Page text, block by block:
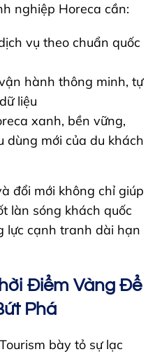
nghiệp Horeca cần:
vụ theo chuẩn quốc
hành thông minh, tự
liệu
xanh, bền vững,
dùng mới của du khách
đổi mới không chỉ giúp
làn sóng khách quốc
lực cạnh tranh dài hạn
Điểm Vàng Để
Phá
bày tỏ sự lạc